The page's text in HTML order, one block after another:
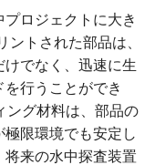
ロジェクトに大き
トされた部品は、
でなく、迅速に生
行うことができ
ング材料は、部品の
限環境でも安定し
来の水中探査装置